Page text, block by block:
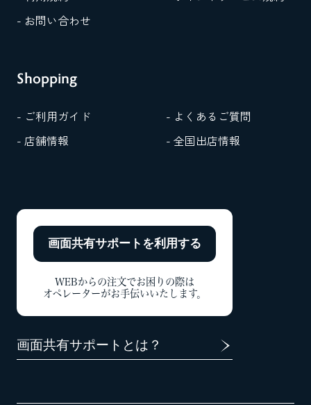
- お問い合わせ
Shopping
- ご利用ガイド
- よくあるご質問
- 店舗情報
- 全国出店情報
画面共有サポートを利用する
WEBからの注文でお困りの際は
オペレーターがお手伝いいたします。
画面共有サポートとは？